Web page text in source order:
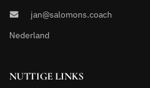
jan@salomons.coach
Nederland
NUTTIGE LINKS